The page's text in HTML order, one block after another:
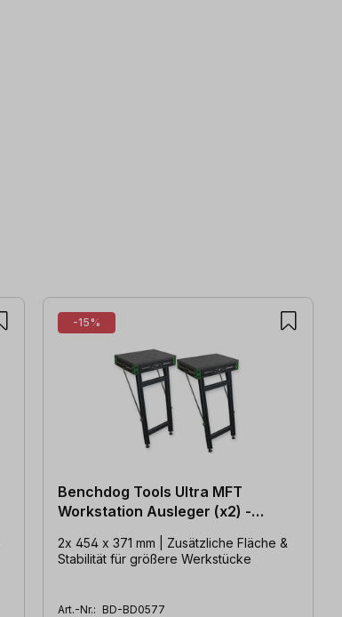
-15%
Benchdog Tools Ultra MFT
Workstation Ausleger (x2) -
2x 454 x 371 mm | Zusätzliche Fläche &
Stabilität für größere Werkstücke
Art.-Nr.: BD-BD0577